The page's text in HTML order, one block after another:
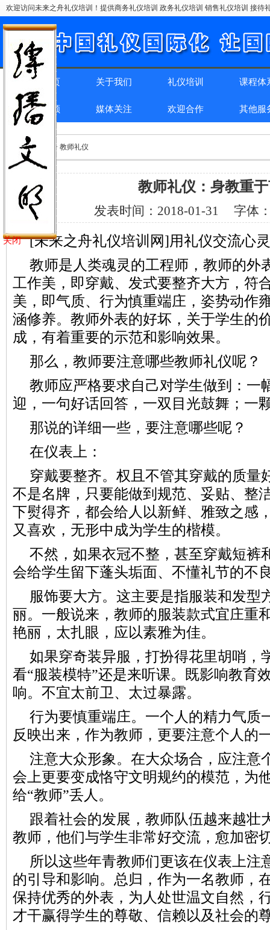
欢迎访问未来之舟礼仪培训！提供商务礼仪培训 政务礼仪培训 销售礼仪培训 接
网站首页 关于我们 礼仪培训 课程体
精彩回顾 媒体关注 欢迎合作 其他服
位置：首页 > > 教师礼仪
教师礼仪：身教重
发表时间： 2018-01-31 字体
[未来之舟礼仪培训网]用礼仪交流心
教师是人类魂灵的工程师，教师的外
工作美，即穿戴、发式要整齐大方，符
美，即气质、行为慎重端庄，姿势动作
涵修养。教师外表的好坏，关于学生的
成，有着重要的示范和影响效果。
那么，教师要注意哪些教师礼仪呢？
教师应严格要求自己对学生做到：一
迎，一句好话回答，一双目光鼓舞；一
那说的详细一些，要注意哪些呢？
在仪表上：
穿戴要整齐。权且不管其穿戴的质量
不是名牌，只要能做到规范、妥贴、整
下熨得齐，都会给人以新鲜、雅致之感
又喜欢，无形中成为学生的楷模。
不然，如果衣冠不整，甚至穿戴短裤
会给学生留下蓬头垢面、不懂礼节的不
服饰要大方。这主要是指服装和发型
丽。一般说来，教师的服装款式宜庄重
艳丽，太扎眼，应以素雅为佳。
如果穿奇装异服，打扮得花里胡哨，
看“服装模特”还是来听课。既影响教育
响。不宜太前卫、太过暴露。
行为要慎重端庄。一个人的精力气质
反映出来，作为教师，更要注意个人的
注意大众形象。在大众场合，应注意
会上更要变成恪守文明规约的模范，为
给“教师”丢人。
跟着社会的发展，教师队伍越来越壮
教师，他们与学生非常好交流，愈加密
所以这些年青教师们更该在仪表上注
的引导和影响。总归，作为一名教师，
保持优秀的外表，为人处世温文自然，
才干赢得学生的尊敬、信赖以及社会的
关闭